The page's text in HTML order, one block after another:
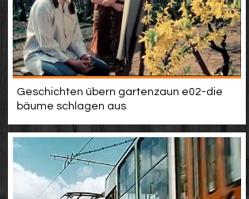
Geschichten übern gartenzaun e02-die
bäume schlagen aus